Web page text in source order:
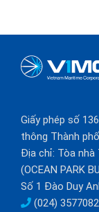
Giấy phép số
thông Thành
Địa chỉ: Tòa nhà
(OCEAN PARK
Số 1 Đào Duy
(024)